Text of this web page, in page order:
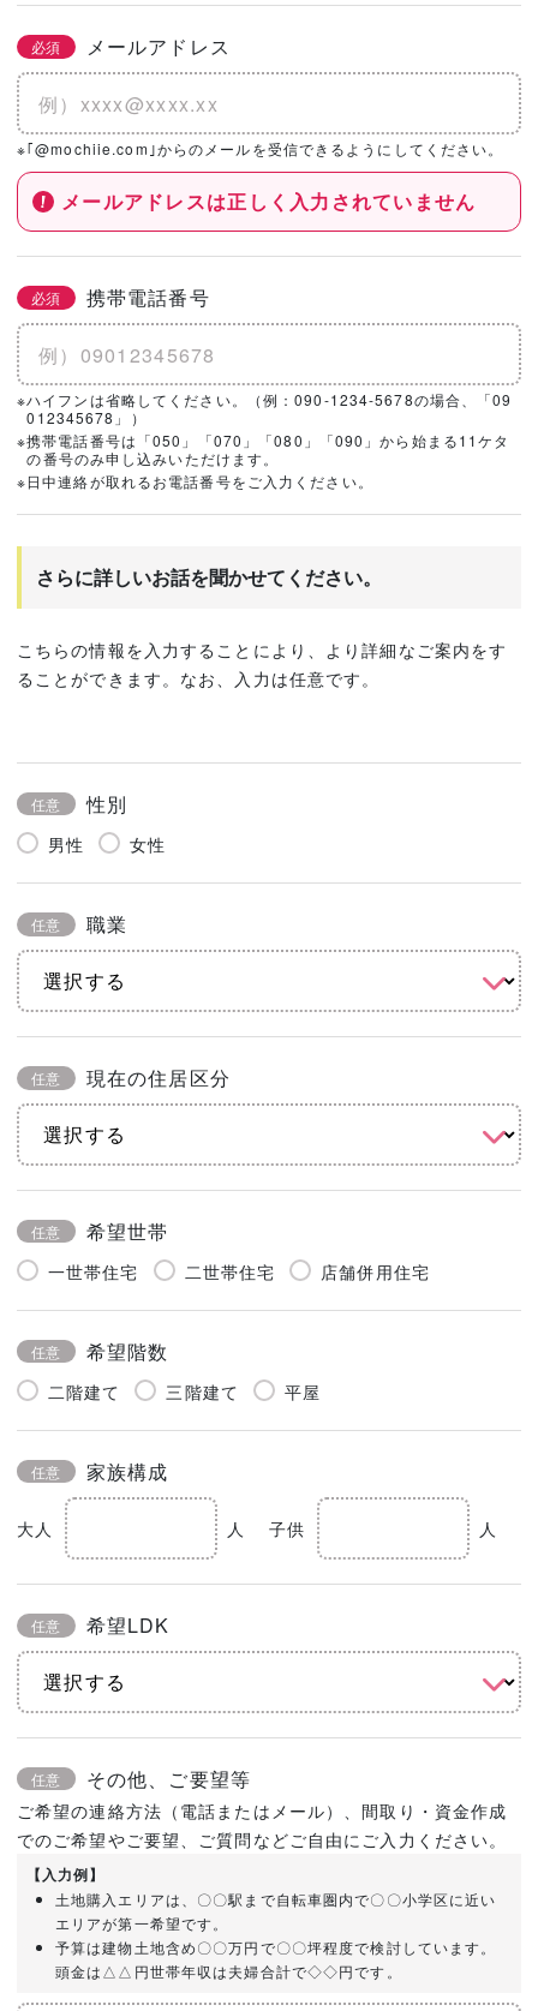
必須 メールアドレス
※｢@mochiie.com｣からのメールを受信できるようにしてください。
メールアドレスは正しく入力されていません
必須 携帯電話番号
※ハイフンは省略してください。（例：090-1234-5678の場合、「09
012345678」）
※携帯電話番号は「050」「070」「080」「090」から始まる11ケタ
の番号のみ申し込みいただけます。
※日中連絡が取れるお電話番号をご入力ください。
さらに詳しいお話を聞かせてください。
こちらの情報を入力することにより、より詳細なご案内をす
ることができます。なお、入力は任意です。
任意 性別
男性 女性
任意 職業
任意 現在の住居区分
任意 希望世帯
一世帯住宅 二世帯住宅 店舗併用住宅
任意 希望階数
二階建て 三階建て 平屋
任意 家族構成
大人 人 子供 人
任意 希望LDK
任意 その他、ご要望等
ご希望の連絡方法（電話またはメール）、間取り・資金作成
でのご希望やご要望、ご質問などご自由にご入力ください。
【入力例】
土地購入エリアは、〇〇駅まで自転車圏内で〇〇小学区に近い
エリアが第一希望です。
予算は建物土地含め〇〇万円で〇〇坪程度で検討しています。
頭金は△△円世帯年収は夫婦合計で◇◇円です。